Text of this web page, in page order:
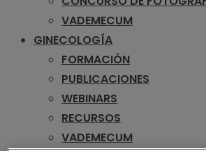
VADEMECUM
GINECOLOGÍA
FORMACIÓN
PUBLICACIONES
WEBINARS
RECURSOS
VADEMECUM